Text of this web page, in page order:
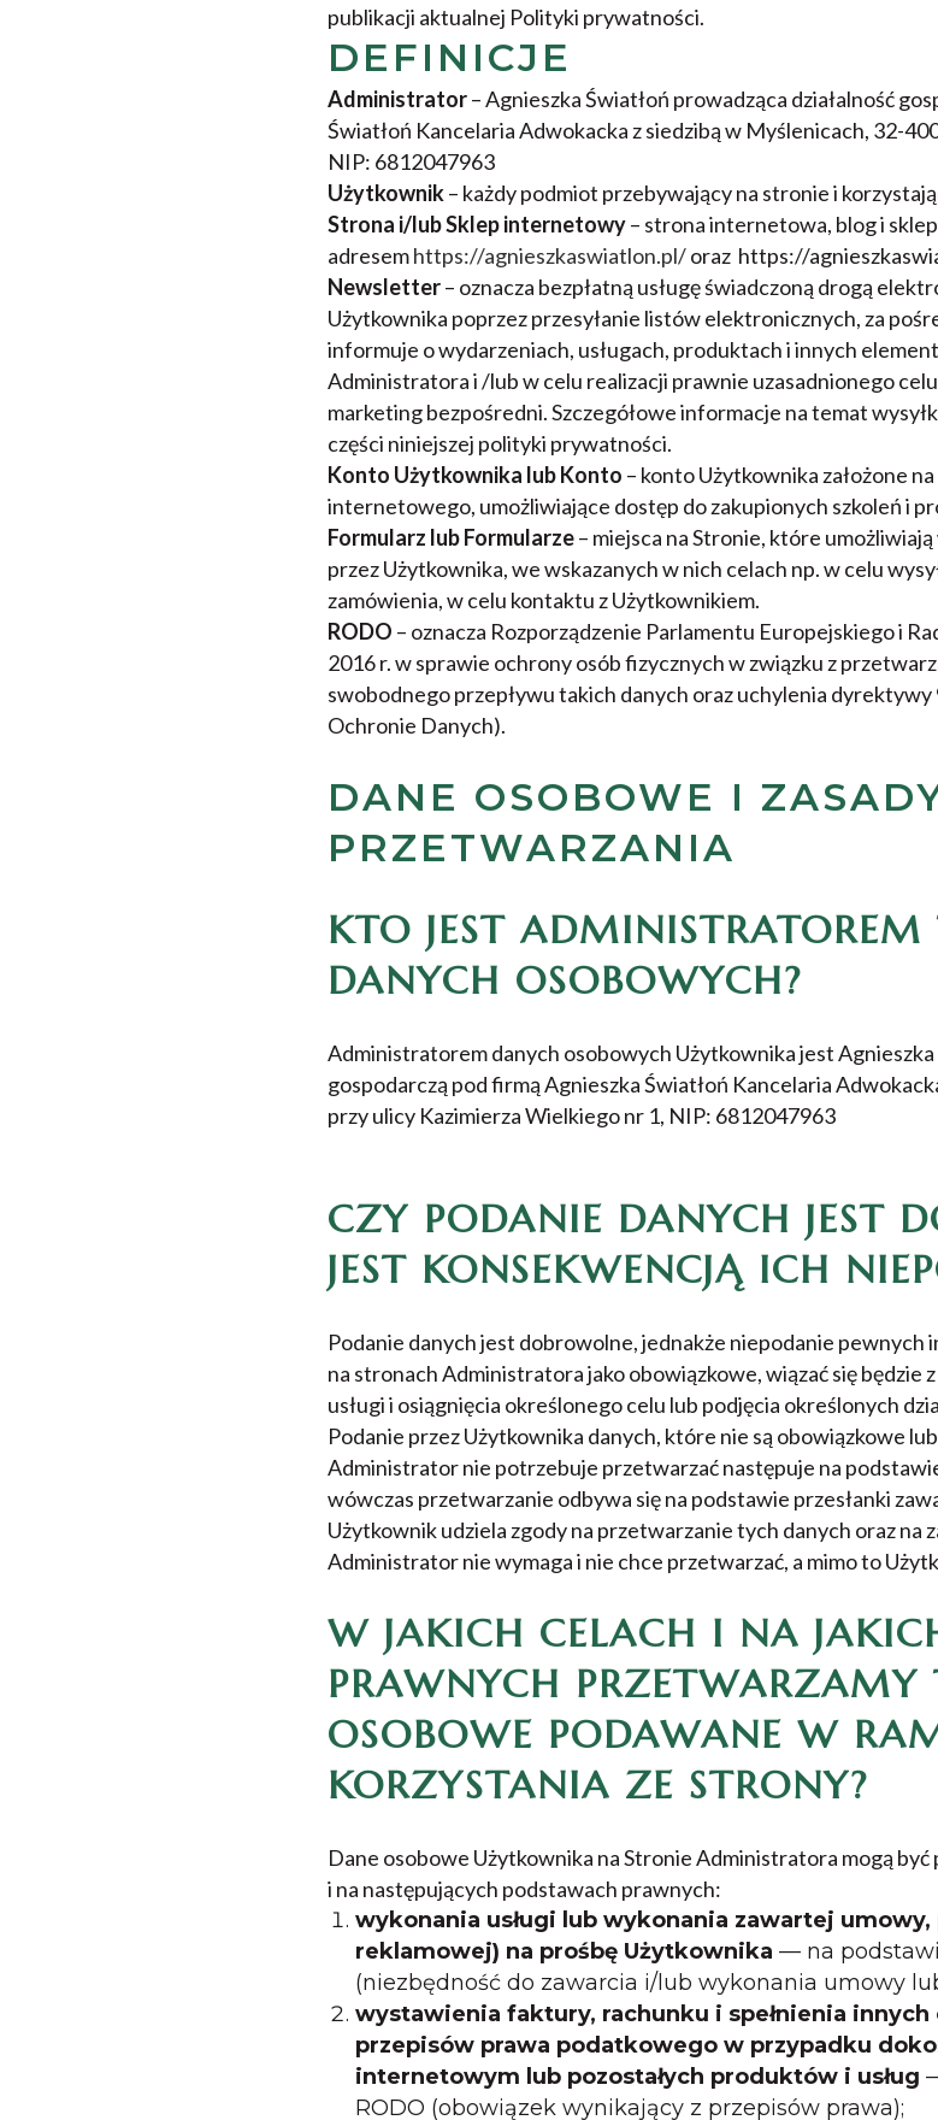
publikacji aktualnej Polityki prywatności.
DEFINICJE
Administrator– Agnieszka Światłoń prowadząca działalność
Światłoń Kancelaria Adwokacka z siedzibą w Myślenicach, 32-
NIP: 6812047963
Użytkownik– każdy podmiot przebywający na stronie i
Strona i/lub Sklep internetowy– strona internetowa, blog i
adresemhttps://agnieszkaswiatlon.pl/oraz https://
Newsletter– oznacza bezpłatną usługę świadczoną drogą
Użytkownika poprzez przesyłanie listów elektronicznych, za
informuje o wydarzeniach, usługach, produktach i innych
Administratora i /lub w celu realizacji prawnie uzasadnionego
marketing bezpośredni. Szczegółowe informacje na temat
części niniejszej polityki prywatności.
Konto Użytkownika lub Konto – konto Użytkownika założone
internetowego, umożliwiające dostęp do zakupionych szkoleń i
Formularz lub Formularze– miejsca na Stronie, które
przez Użytkownika, we wskazanych w nich celach np. w celu
zamówienia, w celu kontaktu z Użytkownikiem.
RODO – oznacza Rozporządzenie Parlamentu Europejskiego i
2016 r. w sprawie ochrony osób fizycznych w związku z
swobodnego przepływu takich danych oraz uchylenia
Ochronie Danych).
DANE OSOBOWE I
PRZETWARZANIA
KTO JEST
DANYCH OSOBOWYCH?
Administratorem danych osobowych Użytkownika jest Agnieszka
gospodarczą pod firmą Agnieszka Światłoń Kancelaria
przy ulicy Kazimierza Wielkiego nr 1, NIP: 6812047963
CZY PODANIE DANYCH JEST
JEST KONSEKWENCJĄ ICH
Podanie danych jest dobrowolne, jednakże niepodanie pewnych
na stronach Administratora jako obowiązkowe, wiązać się będzie
usługi i osiągnięcia określonego celu lub podjęcia określonych
Podanie przez Użytkownika danych, które nie są obowiązkowe
Administrator nie potrzebuje przetwarzać następuje na
wówczas przetwarzanie odbywa się na podstawie przesłanki
Użytkownik udziela zgody na przetwarzanie tych danych oraz na
Administrator nie wymaga i nie chce przetwarzać, a mimo to
W JAKICH CELACH I NA
PRAWNYCH PRZETWARZAMY
OSOBOWE PODAWANE W
KORZYSTANIA ZE STRONY?
Dane osobowe Użytkownika na Stronie Administratora mogą
i na następujących podstawach prawnych:
wykonania usługi lub wykonania zawartej umowy,
reklamowej) na prośbę Użytkownika — na
(niezbędność do zawarcia i/lub wykonania umowy
wystawienia faktury, rachunku i spełnienia
przepisów prawa podatkowego w przypadku
internetowym lub pozostałych produktów i usług
RODO (obowiązek wynikający z przepisów prawa);